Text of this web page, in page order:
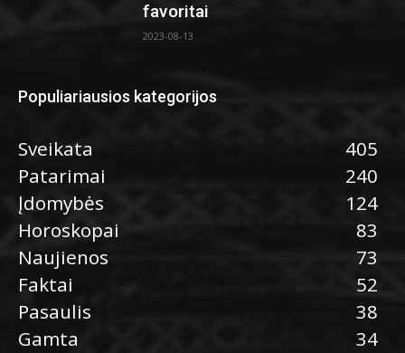
favoritai
2023-08-13
Populiariausios kategorijos
Sveikata
405
Patarimai
240
Įdomybės
124
Horoskopai
83
Naujienos
73
Faktai
52
Pasaulis
38
Gamta
34